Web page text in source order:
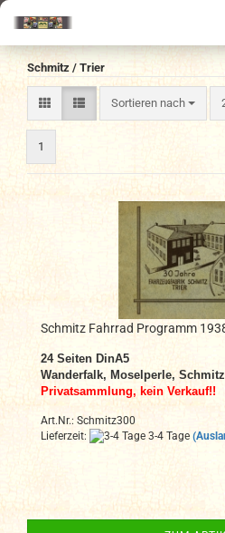
Schmitz / Trier
Sortieren nach
Sortieren nach
1
Schmitz Fahrrad Programm
24 Seiten DinA5
Wanderfalk, Moselperle,
Privatsammlung, kein Verkauf!!
Art.Nr.: Schmitz300
Lieferzeit:
3-4 Tage